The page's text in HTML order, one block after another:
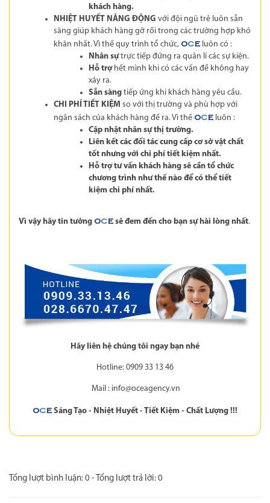
khách hàng.
NHIỆT HUYẾT NĂNG ĐỘNG với đội ngũ trẻ luôn sẵn
sàng giúp khách hàng gỡ rối trong các trường hợp khó
khăn nhất. Vì thế quy trình tổ chức, OC E
luôn có :
Nhân sựtrực tiếp đứng ra quản lí các sự kiện.
Hỗ trợ hết mình khi có các vấn đề không hay
xảy ra.
Sẵn sàng tiếp ứng khi khách hàng yêu cầu.
CHI PHÍ TIẾT KIỆM so với thị trường và phù hợp với
ngân sách của khách hàng đề ra. Vì thế OC E
luôn :
Cập nhật nhân sự thị trường.
Liên kết các đối tác cung cấp cơ sở vật chất
tốt nhưng với chi phí tiết kiệm nhất.
Hỗ trợ tư vấn khách hàng sẽ cần tổ chức
chương trình như thế nào để có thể tiết
kiệm chi phí nhất.
Vì vậy hãy tin tưởng OC E sẽ đem đến cho bạn sự hài lòng nhất.
Hãy liên hệ chúng tôi ngay bạn nhé
Hotline: 0909 33 13 46
Mail : info@oceagency.vn
OC E Sáng Tạo - Nhiệt Huyết - Tiết Kiệm - Chất Lượng !!!
Tổng lượt bình luận: 0 - Tổng lượt trả lời: 0